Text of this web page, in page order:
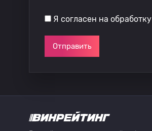
Я согласен на обработку
Отправить